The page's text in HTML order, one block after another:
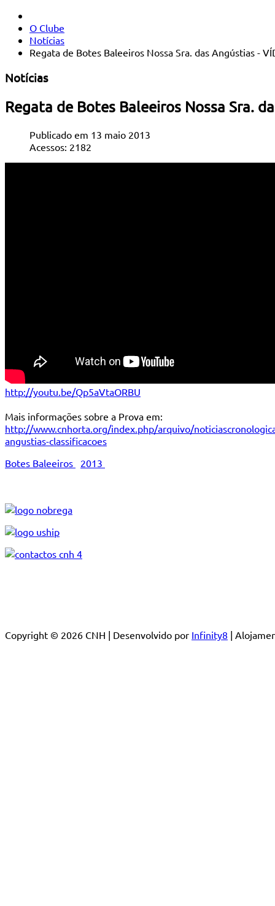
O Clube
Notícias
Regata de Botes Baleeiros Nossa Sra. das Angústias -
Notícias
Regata de Botes Baleeiros Nossa Sra.
Publicado em 13 maio 2013
Acessos: 2182
http://youtu.be/Qp5aVtaORBU
Mais informações sobre a Prova em:
http://www.cnhorta.org/index.php/arquivo/
angustias-classificacoes
Botes Baleeiros
2013
Copyright © 2026 CNH | Desenvolvido por Infinity8 |